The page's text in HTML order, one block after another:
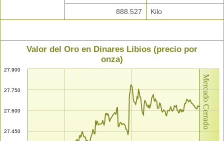
888.527 Kilo
Mercado Cerrado
Valor del Oro en Dinares Libios (precio por
onza)
27.450
27.600
27.750
27.900